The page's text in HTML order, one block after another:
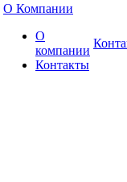
О Компании
О
компании
Контакты